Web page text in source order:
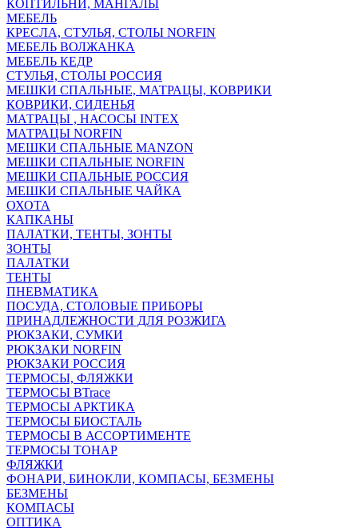
КОПТИЛЬНИ, МАНГАЛЫ
МЕБЕЛЬ
КРЕСЛА, СТУЛЬЯ, СТОЛЫ NORFIN
МЕБЕЛЬ ВОЛЖАНКА
МЕБЕЛЬ КЕДР
СТУЛЬЯ, СТОЛЫ РОССИЯ
МЕШКИ СПАЛЬНЫЕ, МАТРАЦЫ, КОВРИКИ
КОВРИКИ, СИДЕНЬЯ
МАТРАЦЫ , НАСОСЫ INTEX
МАТРАЦЫ NORFIN
МЕШКИ СПАЛЬНЫЕ MANZON
МЕШКИ СПАЛЬНЫЕ NORFIN
МЕШКИ СПАЛЬНЫЕ РОССИЯ
МЕШКИ СПАЛЬНЫЕ ЧАЙКА
ОХОТА
КАПКАНЫ
ПАЛАТКИ, ТЕНТЫ, ЗОНТЫ
ЗОНТЫ
ПАЛАТКИ
ТЕНТЫ
ПНЕВМАТИКА
ПОСУДА, СТОЛОВЫЕ ПРИБОРЫ
ПРИНАДЛЕЖНОСТИ ДЛЯ РОЗЖИГА
РЮКЗАКИ, СУМКИ
РЮКЗАКИ NORFIN
РЮКЗАКИ РОССИЯ
ТЕРМОСЫ, ФЛЯЖКИ
ТЕРМОСЫ BTrace
ТЕРМОСЫ АРКТИКА
ТЕРМОСЫ БИОСТАЛЬ
ТЕРМОСЫ В АССОРТИМЕНТЕ
ТЕРМОСЫ ТОНАР
ФЛЯЖКИ
ФОНАРИ, БИНОКЛИ, КОМПАСЫ, БЕЗМЕНЫ
БЕЗМЕНЫ
КОМПАСЫ
ОПТИКА